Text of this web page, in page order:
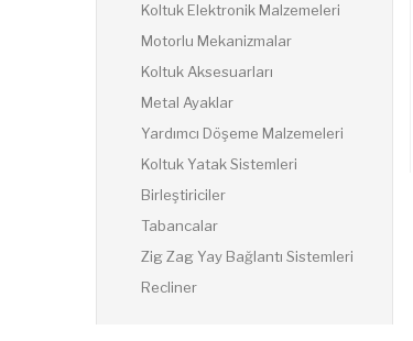
Koltuk Elektronik Malzemeleri
Motorlu Mekanizmalar
Koltuk Aksesuarları
Metal Ayaklar
Yardımcı Döşeme Malzemeleri
Koltuk Yatak Sistemleri
Birleştiriciler
Tabancalar
Zig Zag Yay Bağlantı Sistemleri
Recliner